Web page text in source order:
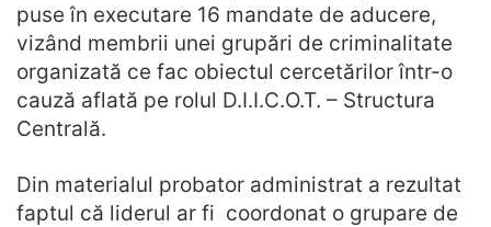
puse în executare 16 mandate de aducere,
vizând membrii unei grupări de criminalitate
organizată ce fac obiectul cercetărilor într-o
cauză aflată pe rolul D.I.I.C.O.T. – Structura
Centrală.
Din materialul probator administrat a rezultat
faptul că liderul ar fi coordonat o grupare de